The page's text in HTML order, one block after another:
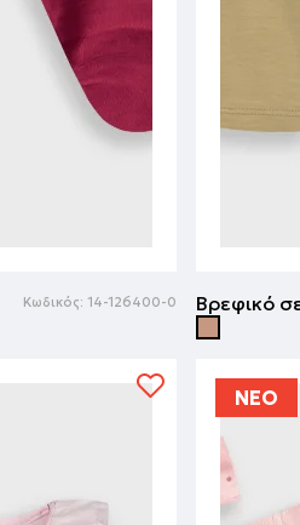
Κωδικός: 14-126400-0 Βρεφικό
ΝΕΟ